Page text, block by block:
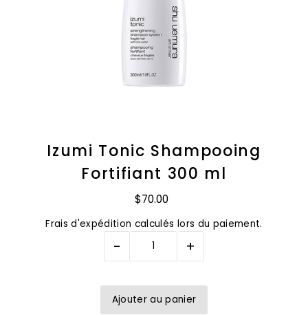
Izumi Tonic Shampooing
Fortifiant 300 ml
$70.00
Frais d'expédition calculés lors du paiement.
- +